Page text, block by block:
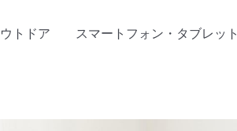
トドア スマートフォン・タブレット